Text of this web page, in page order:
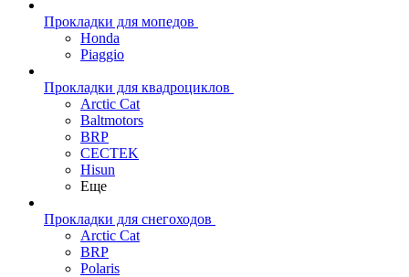
Прокладки для мопедов
Honda
Piaggio
Прокладки для квадроциклов
Arctic Cat
Baltmotors
BRP
CECTEK
Hisun
Еще
Прокладки для снегоходов
Arctic Cat
BRP
Polaris